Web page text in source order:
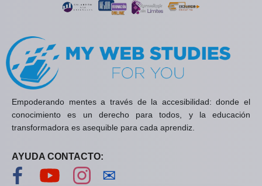
Empoderando mentes a través de la accesibilidad: donde el
conocimiento es un derecho para todos, y la educación
transformadora es asequible para cada aprendiz.
AYUDA CONTACTO:
Visítanos en Facebook
Visítanos en YouTube
Visítanos en Instagram
✉